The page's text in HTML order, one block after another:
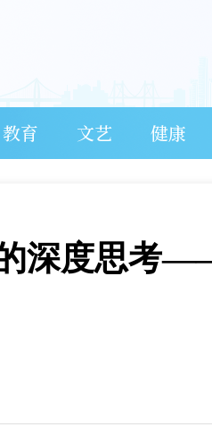
教育 文艺 健康
深度思考